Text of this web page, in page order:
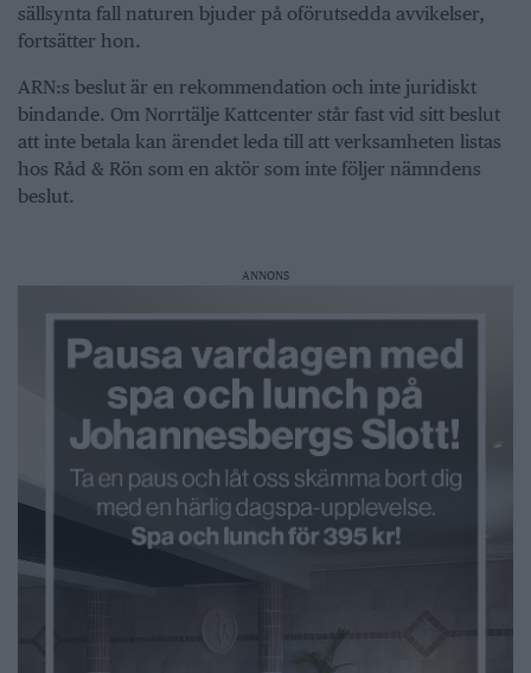
sällsynta fall naturen bjuder på oförutsedda avvikelser,
fortsätter hon.
ARN:s beslut är en rekommendation och inte juridiskt
bindande. Om Norrtälje Kattcenter står fast vid sitt beslut
att inte betala kan ärendet leda till att verksamheten listas
hos Råd & Rön som en aktör som inte följer nämndens
beslut.
ANNONS